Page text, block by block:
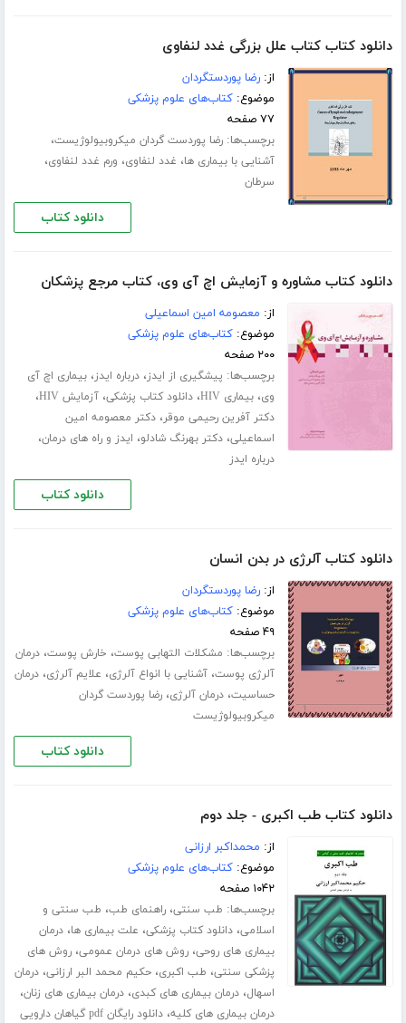
دانلود کتاب کتاب علل بزرگی غدد لنفاوی
از:رضا پوردستگردان
موضوع:کتاب‌های علوم پزشکی
۷۷ صفحه
برچسب‌ها:رضا پوردست گردان میکروبیولوژیست،
آشنایی با بیماری ها، غدد لنفاوی، ورم غدد لنفاوی،
سرطان
دانلود کتاب
دانلود کتاب مشاوره و آزمایش اچ آی وی، کتاب مرجع پزشکان
از: معصومه امین اسماعیلی
موضوع:کتاب‌های علوم پزشکی
۲۰۰ صفحه
برچسب‌ها: پیشگیری از ایدز،درباره ایدز،بیماری اچ آی
وی،بیماری HIV ،دانلود کتاب پزشکی،آزﻣﺎﯾﺶ HIV ،
دکتر آفرین رحیمی موقر،دکتر معصومه امین
اسماعیلی،دکتر بهرنگ شادلو، ایدز و راه های درمان،
درباره ایدز
دانلود کتاب
دانلود کتاب آلرژی در بدن انسان
از:رضا پوردستگردان
موضوع:کتاب‌های علوم پزشکی
۴۹ صفحه
برچسب‌ها: مشکلات التهابی پوست، خارش پوست،درمان
آلرژی پوست،آشنایی با انواع آلرژی، علایم آلرژی،درمان
حساسیت،درمان آلرژی،رضا پوردست گردان
میکروبیولوژیست
دانلود کتاب
دانلود کتاب طب اکبری - جلد دوم
از: محمداکبر ارزانی
موضوع:کتاب‌های علوم پزشکی
۱۰۴۲ صفحه
برچسب‌ها: طب سنتی،راهنمای طب، طب سنتی و
اسلامی،دانلود کتاب پزشکی، علت بیماری ها،درمان
بیماری های روحی،روش های درمان عمومی،روش های
پزشکی سنتی، طب اکبری،حکیم محمد البر ارزانی،درمان
اسهال،درمان بیماری های کبدی،درمان بیماری های زنان،
درمان بیماری های کلیه،دانلود رایگان pdf گیاهان دارویی